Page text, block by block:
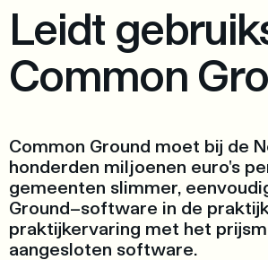
Leidt
Common
Common Ground moet bij de
honderden miljoenen euro's
gemeenten slimmer,
Ground−software in de
praktijkervaring met het
aangesloten software.